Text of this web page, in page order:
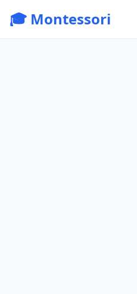
🎓 Montessori